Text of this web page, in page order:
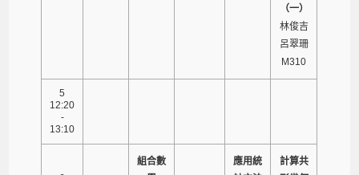
（一）
林俊吉
呂翠珊
M310
5
12:20
-
13:10
組合數
應用統
計算共